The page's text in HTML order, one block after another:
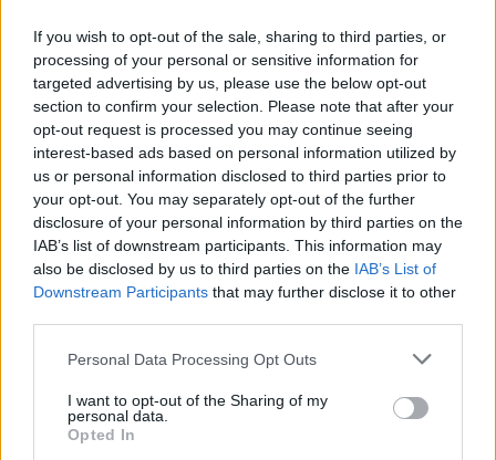
If you wish to opt-out of the sale, sharing to third parties, or
processing of your personal or sensitive information for
targeted advertising by us, please use the below opt-out
section to confirm your selection. Please note that after your
opt-out request is processed you may continue seeing
interest-based ads based on personal information utilized by
us or personal information disclosed to third parties prior to
your opt-out. You may separately opt-out of the further
disclosure of your personal information by third parties on the
IAB’s list of downstream participants. This information may
also be disclosed by us to third parties on the IAB’s List of
Downstream Participants that may further disclose it to other
Please note that this website/app uses one or more Google
not limited to your visit or usage behaviour. You may click to
grant or deny consent to Google and its third-party tags to
use your data for below specified purposes in below Google
Personal Data Processing Opt Outs
I want to opt-out of the Sharing of my
personal data.
Opted In
lokalnej piłki nożnej. Jeżeli aktualnie nie widzisz tutaj danych z pewnością
pracujemy nad tym żeby je uzupełnić.
Wynik meczu Huragan Gniewczyna vs GKS Majdan Sieniawski
Po zakończeniu spotkania automatycznie publikujemyoficjalny wynik
spotkania , a także dane meczowe, jeśli są dostępne.
Pełny harmonogram rozgrywek dostępny jest tutaj:Jarosław > Klasa A
Przeworsk - terminarz.
Informacje o składach i strzelcach
W miarę dostępności danych, publikujemyskłady wyjściowe,
rezerwowych, zmiany oraz listę strzelców bramek. Informacje te
aktualizujemy zależnie od poziomu ligi i dostępnych źródeł.
Śledź mecze swojej drużyny
Jeśli jesteś kibicem klubu Huragan Gniewczyna lub GKS Majdan Sieniawski
- zaglądaj tutaj częściej. Nasz serwis regularnie dostarcza informacje o
terminach meczów, wynikach, transferach i newsach klubowych
PodkarpacieLive.pl to największa baza
meczów lokalnych drużyn
piłkarskichw województwie. Sprawdź nasze relacje, śledź ulubioną ligę i